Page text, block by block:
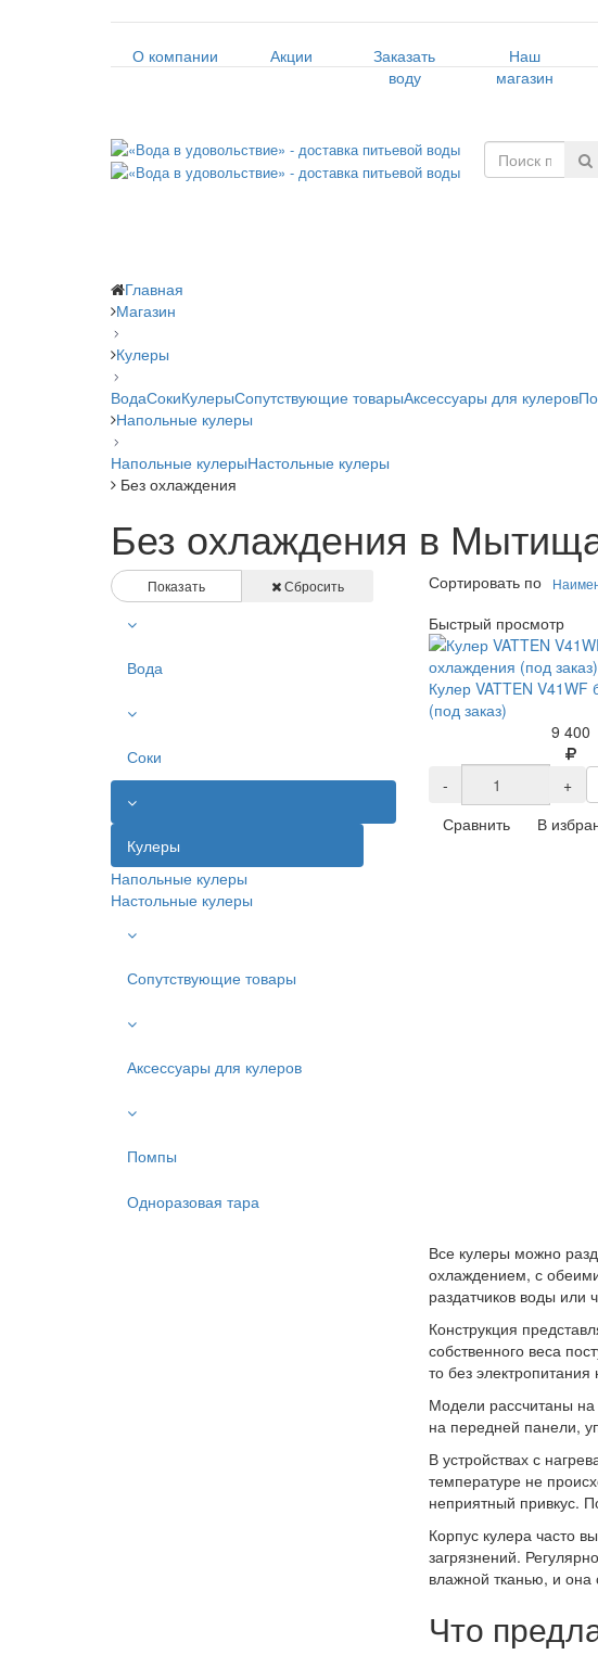
О компании Акции
Заказать
воду
Наш
магазин
Главная
Магазин
Кулеры
ВодаСокиКулерыСопутствующие товарыАксессуары для кулеров
Напольные кулеры
Напольные кулерыНастольные кулеры
Без охлаждения
Без охлаждения в
Показать Сбросить
Вода
Соки
Кулеры
Напольные кулеры
Настольные кулеры
Сопутствующие товары
Аксессуары для кулеров
Помпы
Одноразовая тара
Сортировать по
Быстрый просмотр
Кулер VATTEN V41WF
(под заказ)
9 400
- +
Сравнить
В
Все кулеры можно
охлаждением, с
раздатчиков воды или
Конструкция
собственного веса
то без электропитания
Модели рассчитаны
на передней панели,
В устройствах с
температуре не
неприятный привкус.
Корпус кулера часто
загрязнений.
влажной тканью, и она
Что